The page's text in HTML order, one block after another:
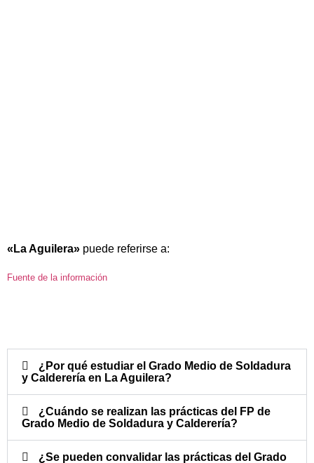
«La Aguilera» puede referirse a:
Fuente de la información
¿Por qué estudiar el Grado Medio de Soldadura
y Calderería en La Aguilera?
¿Cuándo se realizan las prácticas del FP de
Grado Medio de Soldadura y Calderería?​
¿Se pueden convalidar las prácticas del Grado